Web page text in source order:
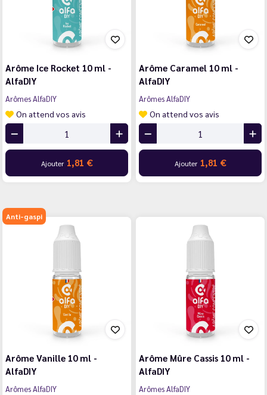
Arôme Ice Rocket 10 ml -
AlfaDIY
Arômes AlfaDIY
On attend vos avis
Ajouter 1,81 €
Arôme Caramel 10 ml -
AlfaDIY
Arômes AlfaDIY
On attend vos avis
Ajouter 1,81 €
Anti-gaspi
Arôme Vanille 10 ml -
AlfaDIY
Arômes AlfaDIY
Arôme Mûre Cassis 10 ml -
AlfaDIY
Arômes AlfaDIY